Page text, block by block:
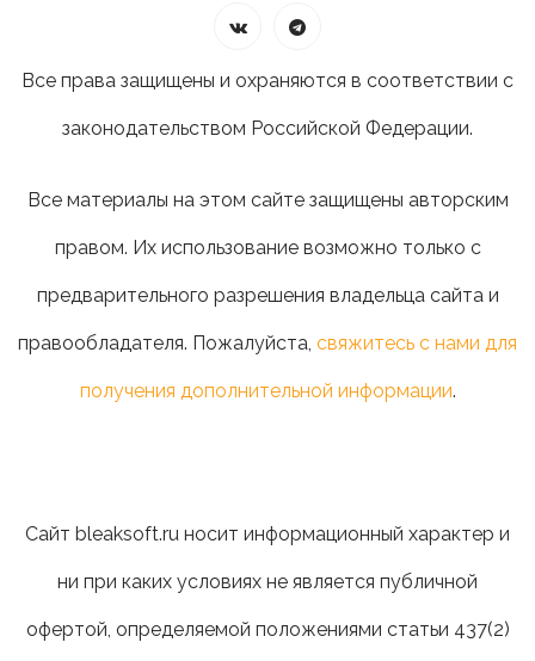
Все права защищены и охраняются в соответствии с
законодательством Российской Федерации.
Все материалы на этом сайте защищены авторским
правом. Их использование возможно только с
предварительного разрешения владельца сайта и
правообладателя. Пожалуйста, свяжитесь с нами для
получения дополнительной информации.
Сайт bleaksoft.ru носит информационный характер и
ни при каких условиях не является публичной
офертой, определяемой положениями статьи 437(2)